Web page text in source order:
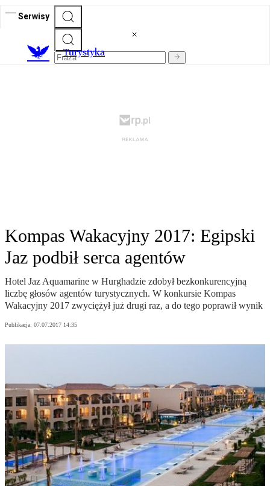
Serwisy
Turystyka
Kompas Wakacyjny 2017: Egipski
Jaz podbił serca agentów
Hotel Jaz Aquamarine w Hurghadzie zdobył bezkonkurencyjną
liczbę głosów agentów turystycznych. W konkursie Kompas
Wakacyjny 2017 zwyciężył już drugi raz, a do tego poprawił wynik
Publikacja: 07.07.2017 14:35